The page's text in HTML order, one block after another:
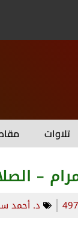
تلاوات
–
497 د. أحمد